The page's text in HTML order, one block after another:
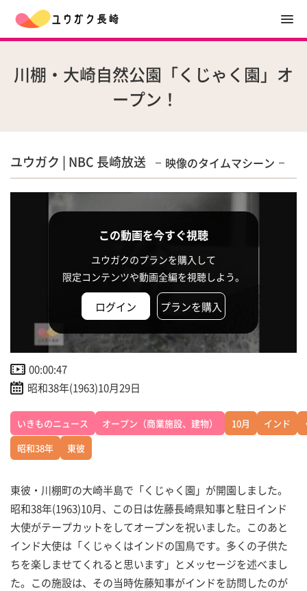
川棚・大崎自然公園「くじゃく園」オ
ープン！
ユウガク | NBC 長崎放送 映像のタイムマシーン
この動画を今すぐ視聴
ユウガクのプランを購入して
限定コンテンツや動画全編を視聴しよう。
ログイン プランを購入
00:00:47
昭和38年(1963)10月29日
いきものニュース オープン（商業施設、建物） 10月 インド
昭和38年
東彼
東彼・川棚町の大崎半島で「くじゃく園」が開園しました。
昭和38年(1963)10月、この日は佐藤長崎県知事と駐日インド
大使がテープカットをしてオープンを祝いました。このあと
インド大使は「くじゃくはインドの国鳥です。多くの子供た
ちを楽しませてくれると思います」とメッセージを述べまし
た。この施設は、その当時佐藤知事がインドを訪問したのが